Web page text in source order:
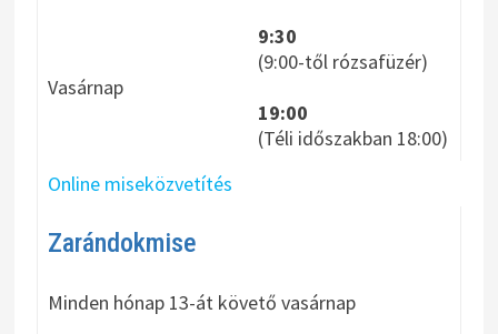
Vasárnap
9:30
(9:00-től rózsafüzér)
19:00
(Téli időszakban 18:00)
Online miseközvetítés
Zarándokmise
Minden hónap 13-át követő vasárnap